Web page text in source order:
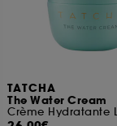
TATCHA
The Water Cream